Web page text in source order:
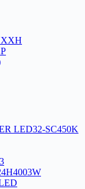
LED32-SC450K